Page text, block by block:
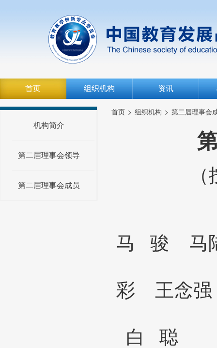
首页 组织机构 资讯
机构简介
第二届理事会领导
第二届理事会成员
首页 组织机构 第二届理事会
马骏
彩 王念
白 聪